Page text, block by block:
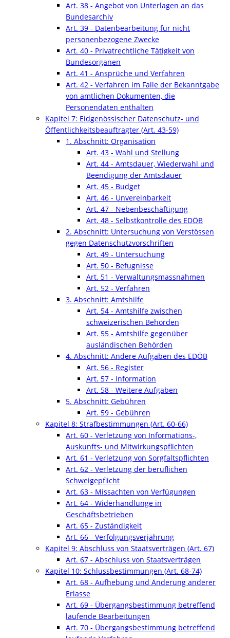
Art. 38 - Angebot von Unterlagen an das
Bundesarchiv
Art. 39 - Datenbearbeitung für nicht
personenbezogene Zwecke
Art. 40 - Privatrechtliche Tätigkeit von
Bundesorganen
Art. 41 - Ansprüche und Verfahren
Art. 42 - Verfahren im Falle der Bekanntgabe
von amtlichen Dokumenten, die
Personendaten enthalten
Kapitel 7: Eidgenössischer Datenschutz- und
Öffentlichkeitsbeauftragter (Art. 43-59)
1. Abschnitt: Organisation
Art. 43 - Wahl und Stellung
Art. 44 - Amtsdauer, Wiederwahl und
Beendigung der Amtsdauer
Art. 45 - Budget
Art. 46 - Unvereinbarkeit
Art. 47 - Nebenbeschäftigung
Art. 48 - Selbstkontrolle des EDÖB
2. Abschnitt: Untersuchung von Verstössen
gegen Datenschutzvorschriften
Art. 49 - Untersuchung
Art. 50 - Befugnisse
Art. 51 - Verwaltungsmassnahmen
Art. 52 - Verfahren
3. Abschnitt: Amtshilfe
Art. 54 - Amtshilfe zwischen
schweizerischen Behörden
Art. 55 - Amtshilfe gegenüber
ausländischen Behörden
4. Abschnitt: Andere Aufgaben des EDÖB
Art. 56 - Register
Art. 57 - Information
Art. 58 - Weitere Aufgaben
5. Abschnitt: Gebühren
Art. 59 - Gebühren
Kapitel 8: Strafbestimmungen (Art. 60-66)
Art. 60 - Verletzung von Informations-,
Auskunfts- und Mitwirkungspflichten
Art. 61 - Verletzung von Sorgfaltspflichten
Art. 62 - Verletzung der beruflichen
Schweigepflicht
Art. 63 - Missachten von Verfügungen
Art. 64 - Widerhandlunge in
Geschäftsbetrieben
Art. 65 - Zuständigkeit
Art. 66 - Verfolgungsverjährung
Kapitel 9: Abschluss von Staatsverträgen (Art. 67)
Art. 67 - Abschluss von Staatsverträgen
Kapitel 10: Schlussbestimmungen (Art. 68-74)
Art. 68 - Aufhebung und Änderung anderer
Erlasse
Art. 69 - Übergangsbestimmung betreffend
laufende Bearbeitungen
Art. 70 - Übergangsbestimmung betreffend